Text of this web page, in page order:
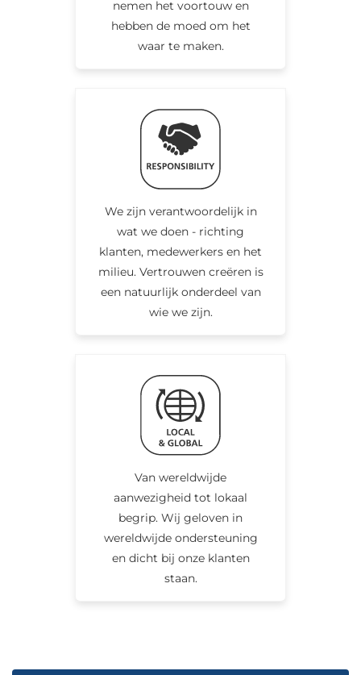
nemen het voortouw en
hebben de moed om het
waar te maken.
We zijn verantwoordelijk in
wat we doen - richting
klanten, medewerkers en het
milieu. Vertrouwen creëren is
een natuurlijk onderdeel van
wie we zijn.
Van wereldwijde
aanwezigheid tot lokaal
begrip. Wij geloven in
wereldwijde ondersteuning
en dicht bij onze klanten
staan.